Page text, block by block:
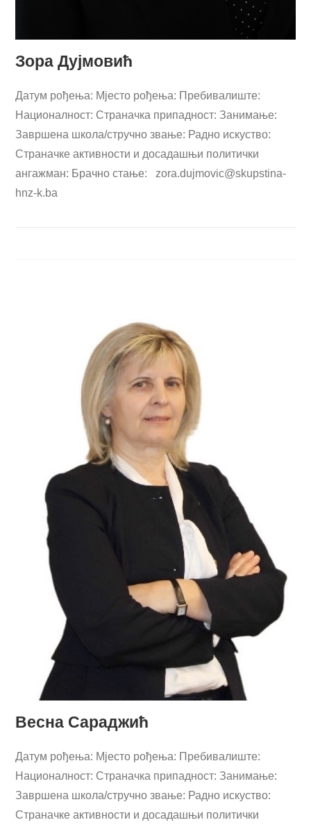
Зора Дујмовић
Датум рођења: Мјесто рођења: Пребивалиште:
Националност: Страначка припадност: Занимање:
Завршена школа/стручно звање: Радно искуство:
Страначке активности и досадашњи политички
ангажман: Брачно стање: zora.dujmovic@skupstina-
hnz-k.ba
Весна Сараджић
Датум рођења: Мјесто рођења: Пребивалиште:
Националност: Страначка припадност: Занимање:
Завршена школа/стручно звање: Радно искуство:
Страначке активности и досадашњи политички